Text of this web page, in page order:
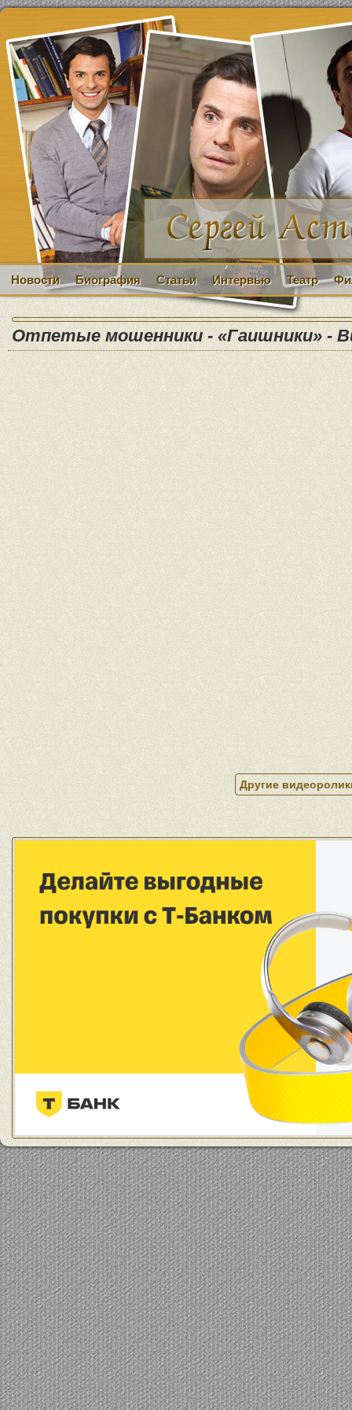
Новости Биография Статьи Интервью Театр
Отпетые мошенники - «Гаишники» -
Другие